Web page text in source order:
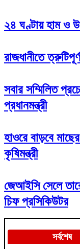
২৪ ঘণ্টায় হাম ও
রাজধানীতে
সবার সম্মিলিত
প্রধানমন্ত্রী
হাওরে বাড়বে
কৃষিমন্ত্রী
জেআইসি সেলে
চিফ প্রসিকিউটর
সর্বশেষ